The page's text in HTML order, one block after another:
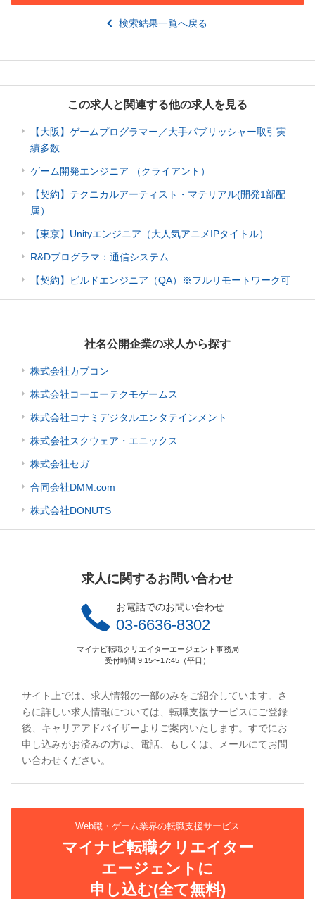
検索結果一覧へ戻る
この求人と関連する他の求人を見る
【大阪】ゲームプログラマー／大手パブリッシャー取引実
績多数
ゲーム開発エンジニア （クライアント）
【契約】テクニカルアーティスト・マテリアル(開発1部配
属）
【東京】Unityエンジニア（大人気アニメIPタイトル）
R&Dプログラマ：通信システム
【契約】ビルドエンジニア（QA）※フルリモートワーク可
社名公開企業の求人から探す
株式会社カプコン
株式会社コーエーテクモゲームス
株式会社コナミデジタルエンタテインメント
株式会社スクウェア・エニックス
株式会社セガ
合同会社DMM.com
株式会社DONUTS
求人に関するお問い合わせ
お電話でのお問い合わせ
03-6636-8302
マイナビ転職クリエイターエージェント事務局
受付時間 9:15〜17:45（平日）
サイト上では、求人情報の一部のみをご紹介しています。さ
らに詳しい求人情報については、転職支援サービスにご登録
後、キャリアアドバイザーよりご案内いたします。すでにお
申し込みがお済みの方は、電話、もしくは、メールにてお問
い合わせください。
Web職・ゲーム業界の転職支援サービス
マイナビ転職クリエイター
エージェントに
申し込む(全て無料)